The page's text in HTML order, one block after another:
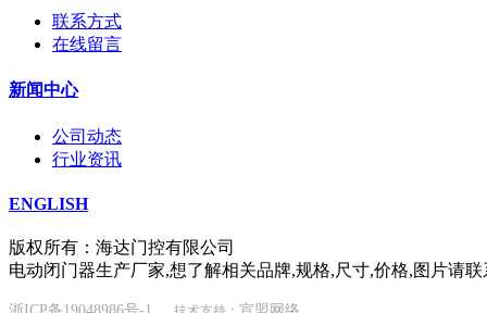
联系方式
在线留言
新闻中心
公司动态
行业资讯
ENGLISH
版权所有：海达门控有限公司
电动闭门器生产厂家,想了解相关品牌,规格,尺寸,价格,图片请联